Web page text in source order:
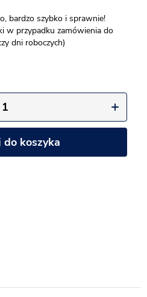
bardzo szybko i sprawnie!
w przypadku zamówienia do
dni roboczych)
do koszyka